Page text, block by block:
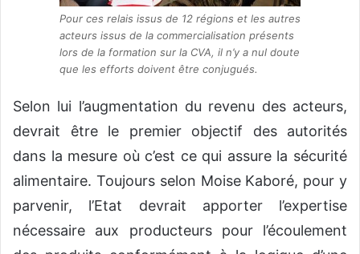
Pour ces relais issus de 12 régions et les autres
acteurs issus de la commercialisation présents
lors de la formation sur la CVA, il n’y a nul doute
que les efforts doivent être conjugués.
Selon lui l’augmentation du revenu des acteurs,
devrait être le premier objectif des autorités
dans la mesure où c’est ce qui assure la sécurité
alimentaire. Toujours selon Moise Kaboré, pour y
parvenir, l’Etat devrait apporter l’expertise
nécessaire aux producteurs pour l’écoulement